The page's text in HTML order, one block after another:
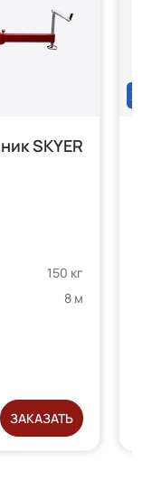
SKYER
150 кг
8 м
ЗАКАЗАТЬ